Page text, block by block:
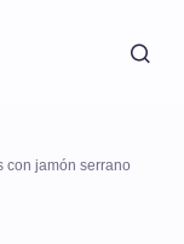
con jamón serrano